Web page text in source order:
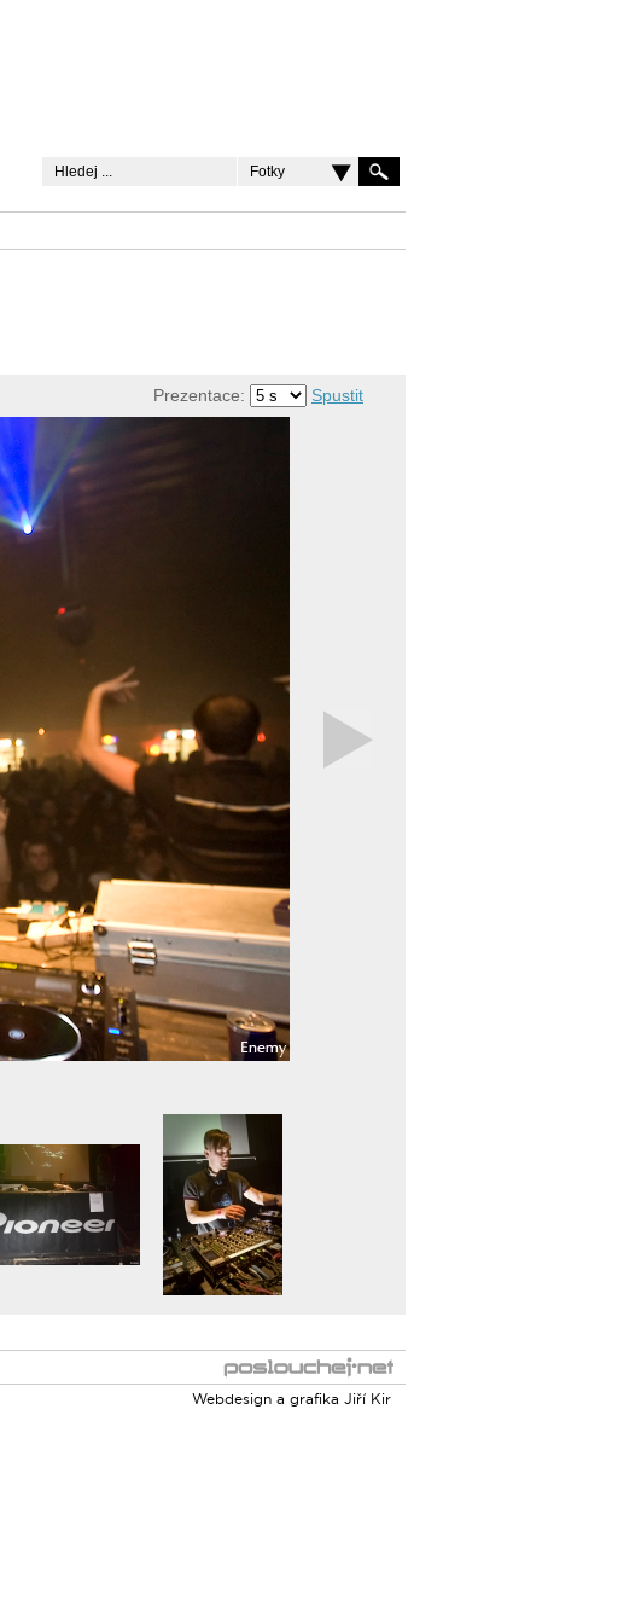
Fotky
Prezentace: Spustit
Webdesign a grafika Jiří Kir